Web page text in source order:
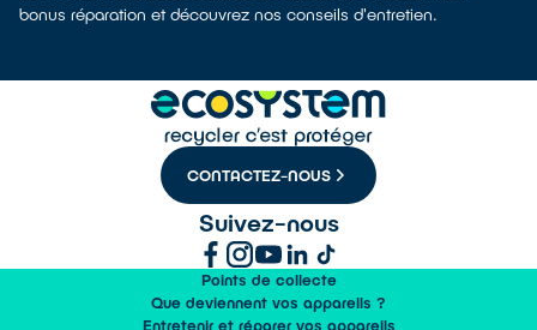
bonus réparation et découvrez nos conseils d'entretien.
CONTACTEZ-NOUS
Suivez-nous
Points de collecte
Que deviennent vos appareils ?
Entretenir et réparer vos appareils